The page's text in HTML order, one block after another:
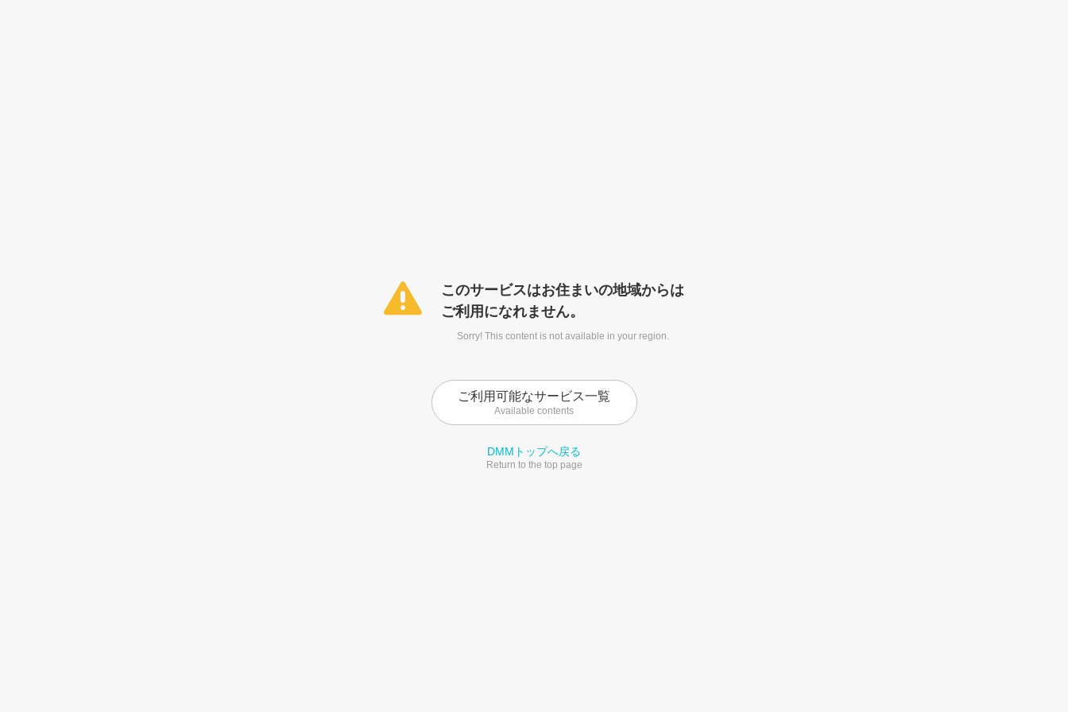
このサービスはお住まいの地域からは
ご利用になれません。
Sorry! This content is not available in your region.
ご利用可能なサービス一覧
Available contents
DMMトップへ戻る
Return to the top page